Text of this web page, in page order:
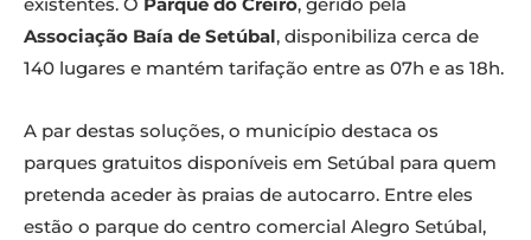
Associação Baía de Setúbal, disponibiliza cerca de
140 lugares e mantém tarifação entre as 07h e as 18h.
A par destas soluções, o município destaca os
parques gratuitos disponíveis em Setúbal para quem
pretenda aceder às praias de autocarro. Entre eles
estão o parque do centro comercial Alegro Setúbal,